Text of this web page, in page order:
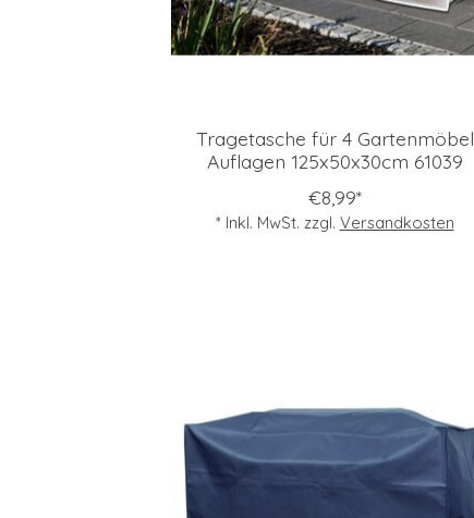
Tragetasche für 4 Gartenmöbel
Auflagen 125x50x30cm 61039
€8,99*
* Inkl. MwSt. zzgl. Versandkosten